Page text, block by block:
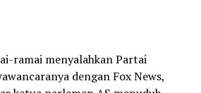
ramai menyalahkan Partai
dengan Fox News,